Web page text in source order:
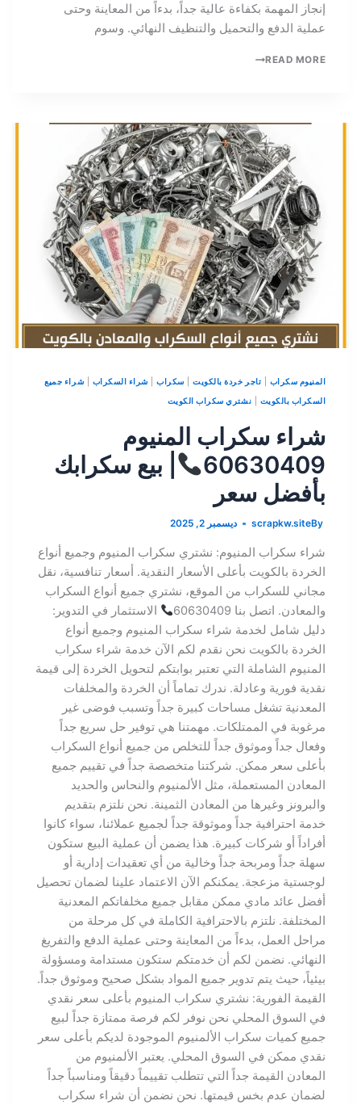
إنجاز المهمة بكفاءة عالية جداً، بدءاً من المعاينة وحتى
عملية الدفع والتحميل والتنظيف النهائي. وسوم
READ MORE
المنيوم سكراب| تاجر خردة بالكويت| سكراب| شراء السكراب| شراء جميع
السكراب بالكويت| نشتري سكراب الكويت
شراء سكراب المنيوم
60630409
| بيع سكرابك
بأفضل سعر
By
scrapkw.site ديسمبر 2, 2025
شراء سكراب المنيوم: نشتري سكراب المنيوم وجميع أنواع
الخردة بالكويت بأعلى الأسعار النقدية. أسعار تنافسية، نقل
مجاني للسكراب من الموقع، نشتري جميع أنواع السكراب
والمعادن. اتصل بنا 60630409
الاستثمار في التدوير:
دليل شامل لخدمة شراء سكراب المنيوم وجميع أنواع
الخردة بالكويت نحن نقدم لكم الآن خدمة شراء سكراب
المنيوم الشاملة التي تعتبر بوابتكم لتحويل الخردة إلى قيمة
نقدية فورية وعادلة. ندرك تماماً أن الخردة والمخلفات
المعدنية تشغل مساحات كبيرة جداً وتسبب فوضى غير
مرغوبة في الممتلكات. مهمتنا هي توفير حل سريع جداً
وفعال جداً وموثوق جداً للتخلص من جميع أنواع السكراب
بأعلى سعر ممكن. شركتنا متخصصة جداً في تقييم جميع
المعادن المستعملة، مثل الألمنيوم والنحاس والحديد
والبرونز وغيرها من المعادن الثمينة. نحن نلتزم بتقديم
خدمة احترافية جداً وموثوقة جداً لجميع عملائنا، سواء كانوا
أفراداً أو شركات كبيرة. هذا يضمن أن عملية البيع ستكون
سهلة جداً ومربحة جداً وخالية من أي تعقيدات إدارية أو
لوجستية مزعجة. يمكنكم الآن الاعتماد علينا لضمان تحصيل
أفضل عائد مادي ممكن مقابل جميع مخلفاتكم المعدنية
المختلفة. نلتزم بالاحترافية الكاملة في كل مرحلة من
مراحل العمل، بدءاً من المعاينة وحتى عملية الدفع والتفريغ
النهائي. نضمن لكم أن خدمتكم ستكون مستدامة ومسؤولة
بيئياً، حيث يتم تدوير جميع المواد بشكل صحيح وموثوق جداً.
القيمة الفورية: نشتري سكراب المنيوم بأعلى سعر نقدي
في السوق المحلي نحن نوفر لكم فرصة ممتازة جداً لبيع
جميع كميات سكراب الألمنيوم الموجودة لديكم بأعلى سعر
نقدي ممكن في السوق المحلي. يعتبر الألمنيوم من
المعادن القيمة جداً التي تتطلب تقييماً دقيقاً ومناسباً جداً
لضمان عدم بخس قيمتها. نحن نضمن أن شراء سكراب